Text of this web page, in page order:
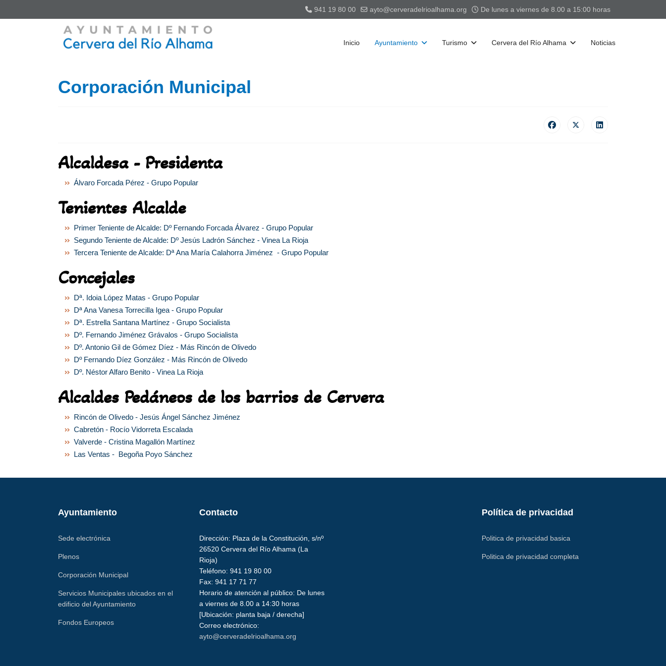
941 19 80 00 ayto@cerveradelrioalhama.org De lunes a viernes de 8.00 a 15:00 horas
Inicio Ayuntamiento Turismo Cervera del Río Alhama Noticias
Corporación Municipal
Alcaldesa - Presidenta
Álvaro Forcada Pérez - Grupo Popular
Tenientes Alcalde
Primer Teniente de Alcalde: Dº Fernando Forcada Álvarez - Grupo Popular
Segundo Teniente de Alcalde: Dº Jesús Ladrón Sánchez - Vinea La Rioja
Tercera Teniente de Alcalde: Dª Ana María Calahorra Jiménez - Grupo Popular
Concejales
Dª. Idoia López Matas - Grupo Popular
Dª Ana Vanesa Torrecilla Igea - Grupo Popular
Dª. Estrella Santana Martínez - Grupo Socialista
Dº. Fernando Jiménez Grávalos - Grupo Socialista
Dº. Antonio Gil de Gómez Díez - Más Rincón de Olivedo
Dº Fernando Díez González - Más Rincón de Olivedo
Dº. Néstor Alfaro Benito - Vinea La Rioja
Alcaldes Pedáneos de los barrios de Cervera
Rincón de Olivedo - Jesús Ángel Sánchez Jiménez
Cabretón - Rocío Vidorreta Escalada
Valverde - Cristina Magallón Martínez
Las Ventas - Begoña Poyo Sánchez
Ayuntamiento
Sede electrónica
Plenos
Corporación Municipal
Servicios Municipales ubicados en el
edificio del Ayuntamiento
Fondos Europeos
Contacto
Dirección: Plaza de la Constitución, s/nº
26520 Cervera del Río Alhama (La
Rioja)
Teléfono: 941 19 80 00
Fax: 941 17 71 77
Horario de atención al público: De lunes
a viernes de 8.00 a 14:30 horas
[Ubicación: planta baja / derecha]
Correo electrónico:
ayto@cerveradelrioalhama.org
Política de privacidad
Politica de privacidad basica
Politica de privacidad completa